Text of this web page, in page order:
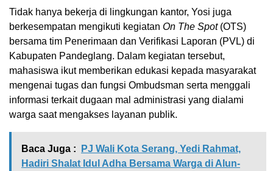
Tidak hanya bekerja di lingkungan kantor, Yosi juga
berkesempatan mengikuti kegiatan On The Spot(OTS)
bersama tim Penerimaan dan Verifikasi Laporan (PVL) di
Kabupaten Pandeglang. Dalam kegiatan tersebut,
mahasiswa ikut memberikan edukasi kepada masyarakat
mengenai tugas dan fungsi Ombudsman serta menggali
informasi terkait dugaan mal administrasi yang dialami
warga saat mengakses layanan publik.
Baca Juga :
PJ Wali Kota Serang, Yedi Rahmat,
Hadiri Shalat Idul Adha Bersama Warga di Alun-